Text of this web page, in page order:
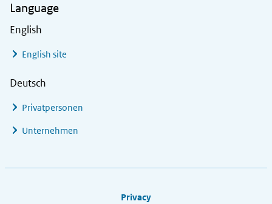
Language
English
English site
Deutsch
Privatpersonen
Unternehmen
Privacy